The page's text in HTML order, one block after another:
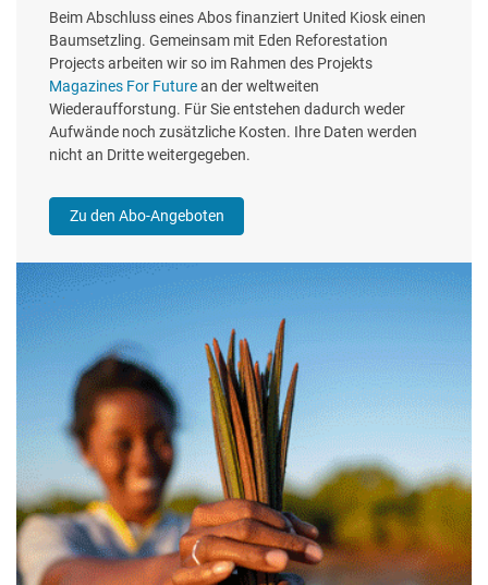
Beim Abschluss eines Abos finanziert United Kiosk einen
Baumsetzling. Gemeinsam mit Eden Reforestation
Projects arbeiten wir so im Rahmen des Projekts
Magazines For Futurean der weltweiten
Wiederaufforstung. Für Sie entstehen dadurch weder
Aufwände noch zusätzliche Kosten. Ihre Daten werden
nicht an Dritte weitergegeben.
Zu den Abo-Angeboten